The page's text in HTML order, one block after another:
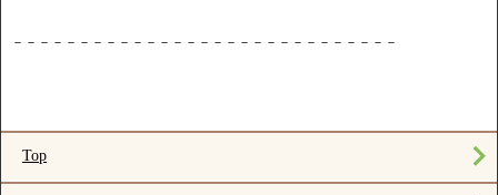
－－－－－－－－－－－－－－－－－－－－－－－－－－－－－
Top